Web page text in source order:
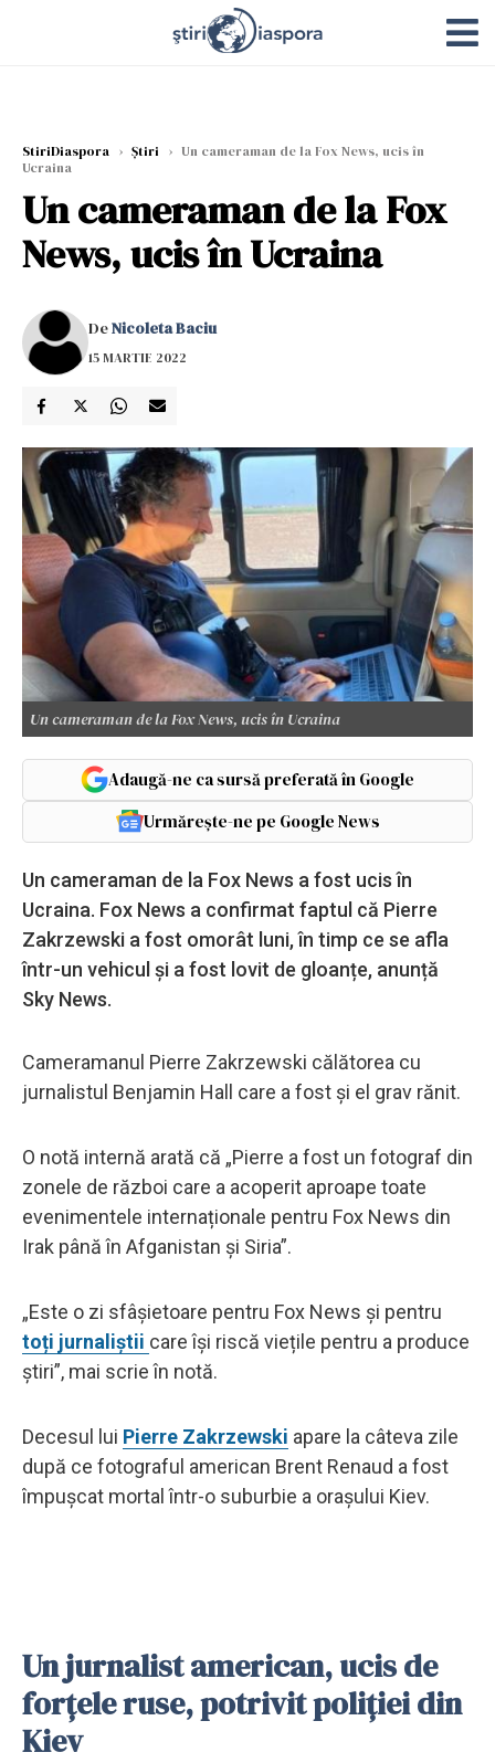
StiriDiaspora › Știri › Un cameraman de la Fox News, ucis în
Ucraina
Un cameraman de la Fox
News, ucis în Ucraina
DeNicoleta Baciu
15 MARTIE 2022
Un cameraman de la Fox News, ucis în Ucraina
Adaugă-ne ca sursă preferată în Google
Urmărește-ne pe Google News
Un cameraman de la Fox News a fost ucis în
Ucraina. Fox News a confirmat faptul că Pierre
Zakrzewski a fost omorât luni, în timp ce se afla
într-un vehicul și a fost lovit de gloanțe, anunță
Sky News.
Cameramanul Pierre Zakrzewski călătorea cu
jurnalistul Benjamin Hall care a fost și el grav rănit.
O notă internă arată că „Pierre a fost un fotograf din
zonele de război care a acoperit aproape toate
evenimentele internaționale pentru Fox News din
Irak până în Afganistan și Siria”.
„Este o zi sfâșietoare pentru Fox News și pentru
toți jurnaliștii care își riscă viețile pentru a produce
știri”, mai scrie în notă.
Decesul lui Pierre Zakrzewski apare la câteva zile
după ce fotograful american Brent Renaud a fost
împușcat mortal într-o suburbie a orașului Kiev.
Un jurnalist american, ucis de
forțele ruse, potrivit poliției din
Kiev